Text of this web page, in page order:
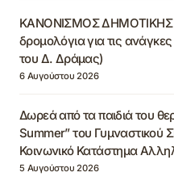
ΚΑΝΟΝΙΣΜΟΣ ΔΗΜΟΤΙΚΗΣ
δρομολόγια για τις
του Δ. Δράμας)
6 Αυγούστου 2026
Δωρεά από τα παιδιά του
Summer” του
Κοινωνικό Κατάστημα
5 Αυγούστου 2026